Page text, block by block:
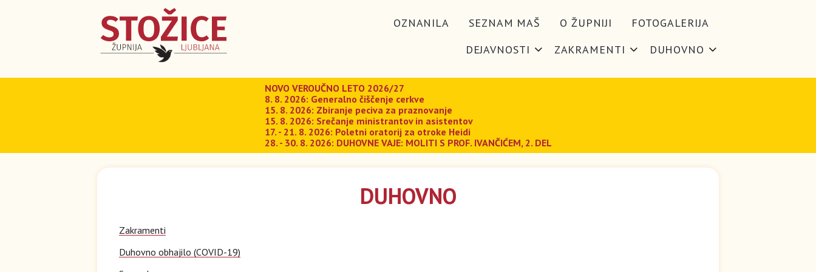
OZNANILA SEZNAM MAŠ O ŽUPNIJI
FOTOGALERIJA
DEJAVNOSTI
ZAKRAMENTI DUHOVNO
NOVO VEROUČNO LETO 2026/27
8. 8. 2026: Generalno čiščenje cerkve
15. 8. 2026: Zbiranje peciva za praznovanje
15. 8. 2026: Srečanje ministrantov in asistentov
17. - 21. 8. 2026: Poletni oratorij za otroke Heidi
28. - 30. 8. 2026: DUHOVNE VAJE: MOLITI S PROF. IVANČIĆEM, 2. DEL
DUHOVNO
Zakramenti
Duhovno obhajilo (COVID-19)